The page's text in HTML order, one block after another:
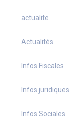
actualite
Actualités
Infos Fiscales
Infos juridiques
Infos Sociales